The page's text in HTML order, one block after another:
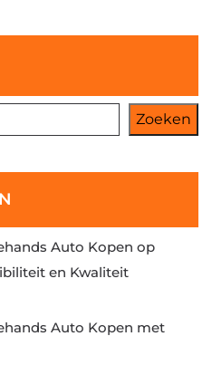
Zoeken
Auto Kopen op
en Kwaliteit
Auto Kopen met